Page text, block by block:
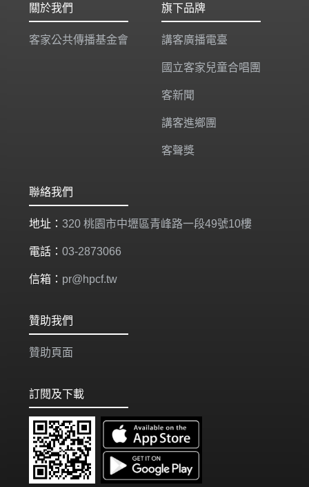
關於我們
客家公共傳播基金會
旗下品牌
講客廣播電臺
國立客家兒童合唱團
客新聞
講客進鄉團
客聲獎
聯絡我們
地址： 320 桃園市中壢區青峰路一段49號10樓
電話： 03-2873066
信箱： pr@hpcf.tw
贊助我們
贊助頁面
訂閱及下載